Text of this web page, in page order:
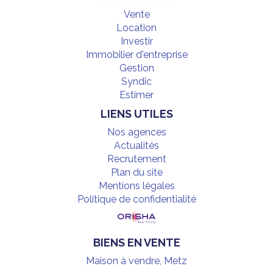
Vente
Location
Investir
Immobilier d'entreprise
Gestion
Syndic
Estimer
LIENS UTILES
Nos agences
Actualités
Recrutement
Plan du site
Mentions légales
Politique de confidentialité
BIENS EN VENTE
Maison à vendre, Metz